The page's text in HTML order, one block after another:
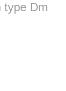
type Dm